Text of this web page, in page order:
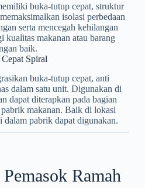
buka-tutup cepat, struktur
isolasi perbedaan
serta mencegah kehilangan
kualitas makanan atau barang
baik.
Spiral
buka-tutup cepat, anti
dalam satu unit. Digunakan di
dapat diterapkan pada bagian
makanan. Baik di lokasi
dalam pabrik dapat digunakan.
Ramah